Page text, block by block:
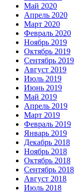
Май 2020
Апрель 2020
Март 2020
Февраль 2020
Ноябрь 2019
Октябрь 2019
Сентябрь 2019
Август 2019
Июль 2019
Июнь 2019
Май 2019
Апрель 2019
Март 2019
Февраль 2019
Январь 2019
Декабрь 2018
Ноябрь 2018
Октябрь 2018
Сентябрь 2018
Август 2018
Июль 2018